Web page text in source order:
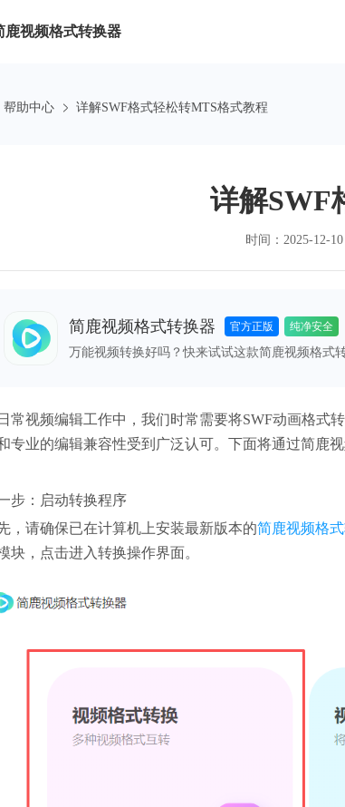
鹿视频格式转换器
帮助中心 详解SWF格式轻松转MTS格式教程
详解SWF
时间：2025-12-10
简鹿视频格式转换器 官方正版 纯净安全
万能视频转换好吗？快来试试这款简鹿视频格式
常视频编辑工作中，我们时常需要将SWF动画格式
专业的编辑兼容性受到广泛认可。下面将通过简鹿
步：启动转换程序
，请确保已在计算机上安装最新版本的简鹿视频格
块，点击进入转换操作界面。